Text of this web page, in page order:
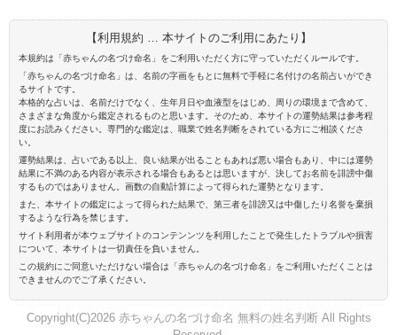
【利用規約 … 本サイトのご利用にあたり】
本規約は「赤ちゃんの名づけ命名」をご利用いただく方に守っていただくルールです。
「赤ちゃんの名づけ命名」は、名前の字画をもとに無料で手軽に名付けの名前占いができ
るサイトです。
本格的な占いは、名前だけでなく、生年月日や血液型をはじめ、周りの環境まで含めて、
さまざまな角度から鑑定されるものと思います。そのため、本サイトの運勢結果は参考程
度にお読みください。専門的な鑑定は、職業で姓名判断をされている方にご相談くださ
い。
運勢結果は、占いである以上、良い結果が出ることもあれば悪い場合もあり、中には運勢
結果に不満のある内容が表示される場合もあるとは思いますが、決してお名前を誹謗中傷
するものではありません。画数の自動計算によって得られた運勢となります。
また、本サイトの鑑定によって得られた結果で、第三者を誹謗又は中傷したり名誉を棄損
するような行為を禁じます。
サイト利用者が本ウェブサイトのコンテンンツを利用したことで発生したトラブルや損害
について、本サイトは一切責任を負いません。
この規約にご同意いただけない場合は「赤ちゃんの名づけ命名」をご利用いただくことは
できませんのでご了承ください。
Copyright(C)2026 赤ちゃんの名づけ命名 無料の姓名判断 All Rights